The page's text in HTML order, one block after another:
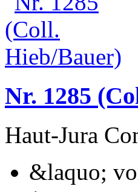
Nr. 1285
Haut-Jura
&laquo;